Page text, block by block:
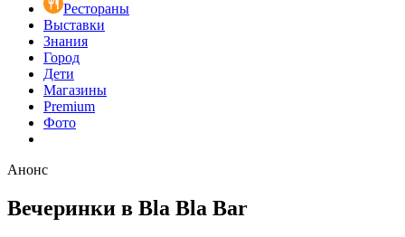
Рестораны
Выставки
Знания
Город
Дети
Магазины
Premium
Фото
Анонс
Вечеринки в Bla Bla Bar